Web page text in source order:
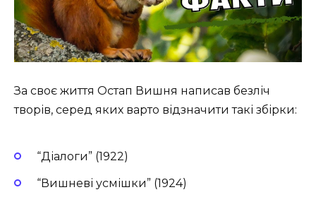
За своє життя Остап Вишня написав безліч
творів, серед яких варто відзначити такі збірки:
“Діалоги” (1922)
“Вишневі усмішки” (1924)